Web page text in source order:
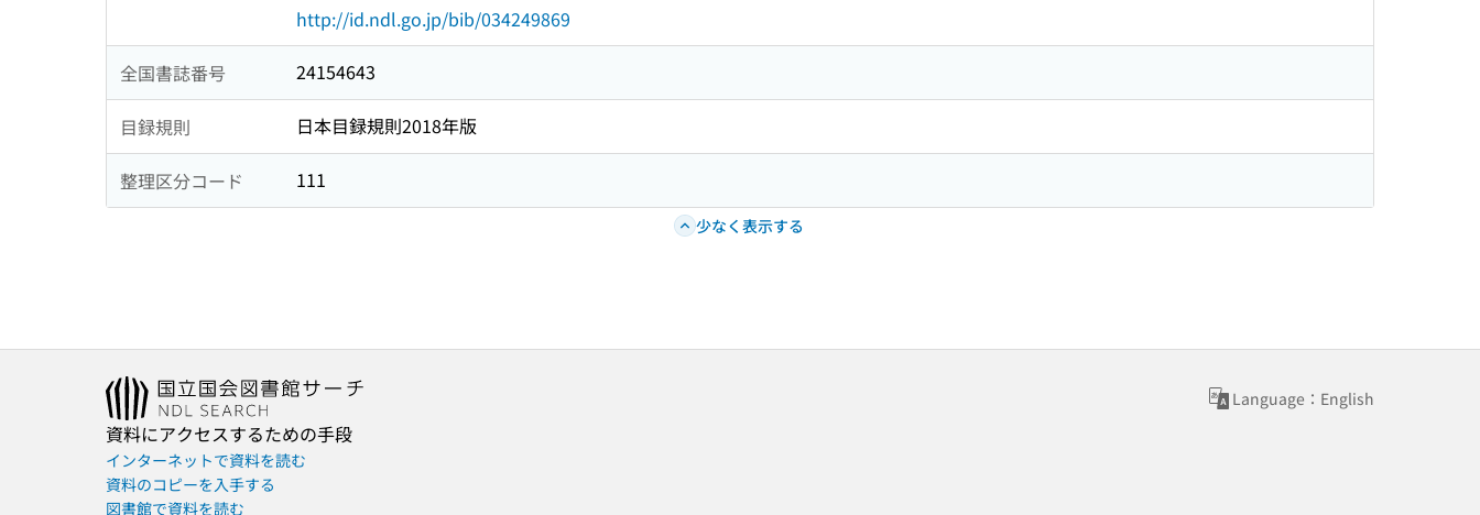
http://id.ndl.go.jp/bib/034249869
全国書誌番号 24154643
目録規則 日本目録規則2018年版
整理区分コード 111
少なく表示する
Language：English
資料にアクセスするための手段
インターネットで資料を読む
資料のコピーを入手する
図書館で資料を読む